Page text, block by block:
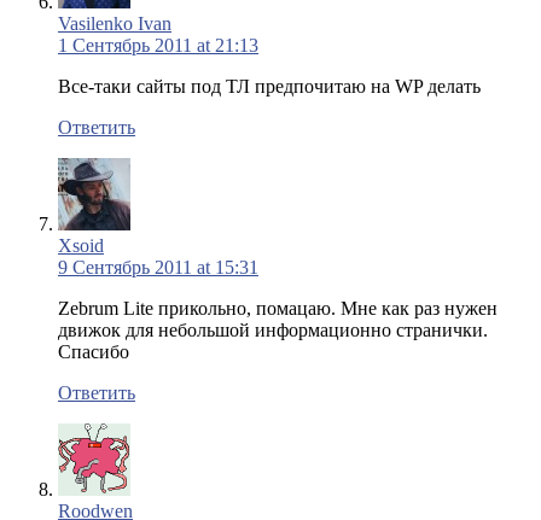
Vasilenko Ivan
1 Сентябрь 2011 at 21:13
Все-таки сайты под ТЛ предпочитаю на WP делать
Ответить
Xsoid
9 Сентябрь 2011 at 15:31
Zebrum Lite прикольно, помацаю. Мне как раз нужен
движок для небольшой информационно странички.
Спасибо
Ответить
Roodwen